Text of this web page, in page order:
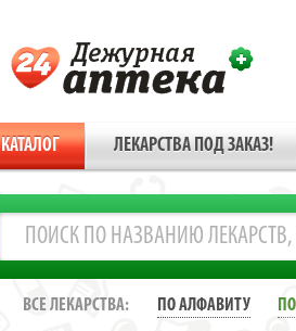
КАТАЛОГ ЛЕКАРСТВА ПОД ЗАКАЗ!
ВСЕ ЛЕКАРСТВА: ПО АЛФАВИТУ